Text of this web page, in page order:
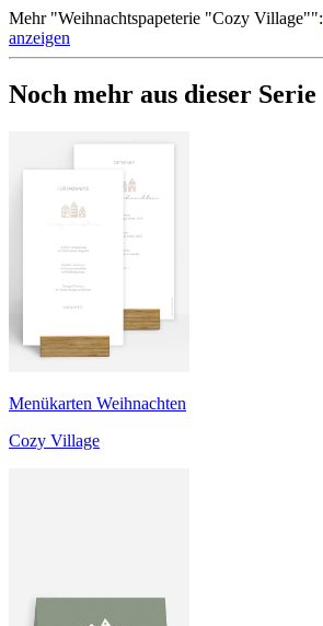
Mehr"Weihnachtspapeterie "Cozy Village"":
anzeigen
Noch mehr aus dieser Serie
Menükarten Weihnachten
Cozy Village